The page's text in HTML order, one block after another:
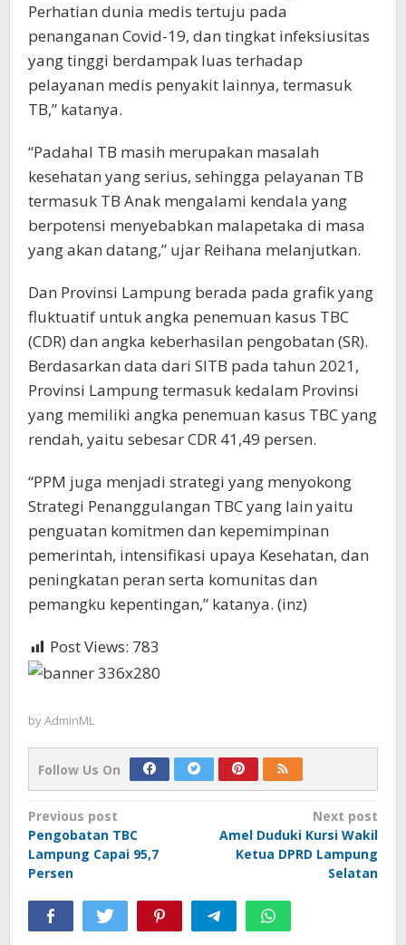
Perhatian dunia medis tertuju pada
penanganan Covid-19, dan tingkat infeksiusitas
yang tinggi berdampak luas terhadap
pelayanan medis penyakit lainnya, termasuk
TB,” katanya.
“Padahal TB masih merupakan masalah
kesehatan yang serius, sehingga pelayanan TB
termasuk TB Anak mengalami kendala yang
berpotensi menyebabkan malapetaka di masa
yang akan datang,” ujar Reihana melanjutkan.
Dan Provinsi Lampung berada pada grafik yang
fluktuatif untuk angka penemuan kasus TBC
(CDR) dan angka keberhasilan pengobatan (SR).
Berdasarkan data dari SITB pada tahun 2021,
Provinsi Lampung termasuk kedalam Provinsi
yang memiliki angka penemuan kasus TBC yang
rendah, yaitu sebesar CDR 41,49 persen.
“PPM juga menjadi strategi yang menyokong
Strategi Penanggulangan TBC yang lain yaitu
penguatan komitmen dan kepemimpinan
pemerintah, intensifikasi upaya Kesehatan, dan
peningkatan peran serta komunitas dan
pemangku kepentingan,” katanya. (inz)
Post Views: 783
byAdminML
Follow Us On
Post
navigation
Previous post
Pengobatan TBC
Lampung Capai 95,7
Persen
Next post
Amel Duduki Kursi Wakil
Ketua DPRD Lampung
Selatan